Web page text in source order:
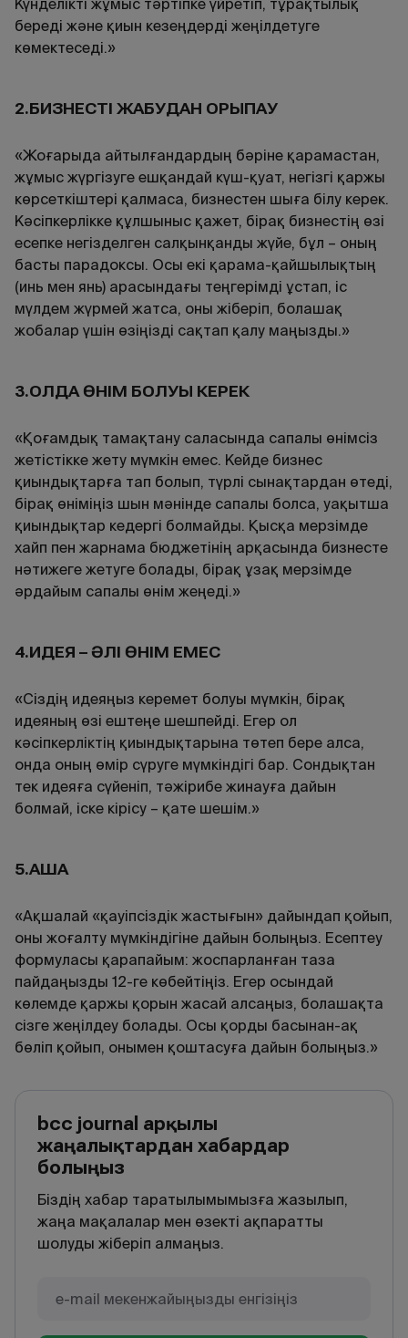
Күнделікті жұмыс тәртіпке үйретіп, тұрақтылық
береді және қиын кезеңдерді жеңілдетуге
көмектеседі.»
2.БИЗНЕСТІ ЖАБУДАН ҚОРЫҚПАУ
«Жоғарыда айтылғандардың бәріне қарамастан,
жұмыс жүргізуге ешқандай күш-қуат, негізгі қаржы
көрсеткіштері қалмаса, бизнестен шыға білу керек.
Кәсіпкерлікке құлшыныс қажет, бірақ бизнестің өзі
есепке негізделген салқынқанды жүйе, бұл – оның
басты парадоксы. Осы екі қарама-қайшылықтың
(инь мен янь) арасындағы теңгерімді ұстап, іс
мүлдем жүрмей жатса, оны жіберіп, болашақ
жобалар үшін өзіңізді сақтап қалу маңызды.»
3.ҚОЛДА ӨНІМ БОЛУЫ КЕРЕК
«Қоғамдық тамақтану саласында сапалы өнімсіз
жетістікке жету мүмкін емес. Кейде бизнес
қиындықтарға тап болып, түрлі сынақтардан өтеді,
бірақ өніміңіз шын мәнінде сапалы болса, уақытша
қиындықтар кедергі болмайды. Қысқа мерзімде
хайп пен жарнама бюджетінің арқасында бизнесте
нәтижеге жетуге болады, бірақ ұзақ мерзімде
әрдайым сапалы өнім жеңеді.»
4.ИДЕЯ – ӘЛІ ӨНІМ ЕМЕС
«Сіздің идеяңыз керемет болуы мүмкін, бірақ
идеяның өзі ештеңе шешпейді. Егер ол
кәсіпкерліктің қиындықтарына төтеп бере алса,
онда оның өмір сүруге мүмкіндігі бар. Сондықтан
тек идеяға сүйеніп, тәжірибе жинауға дайын
болмай, іске кірісу – қате шешім.»
5.АҚША
«Ақшалай «қауіпсіздік жастығын» дайындап қойып,
оны жоғалту мүмкіндігіне дайын болыңыз. Есептеу
формуласы қарапайым: жоспарланған таза
пайдаңызды 12-ге көбейтіңіз. Егер осындай
көлемде қаржы қорын жасай алсаңыз, болашақта
сізге жеңілдеу болады. Осы қорды басынан-ақ
бөліп қойып, онымен қоштасуға дайын болыңыз.»
bcc journal арқылы
жаңалықтардан хабардар
болыңыз
Біздің хабар таратылымымызға жазылып,
жаңа мақалалар мен өзекті ақпаратты
шолуды жіберіп алмаңыз.